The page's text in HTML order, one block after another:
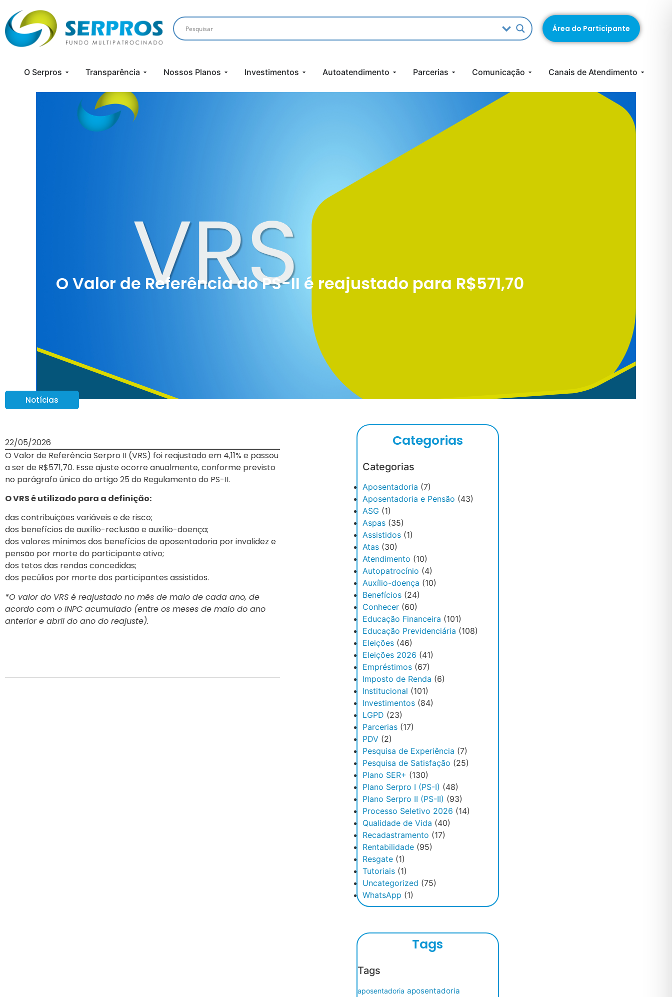
Área do Participante
O Serpros Transparência Nossos Planos Investimentos Autoatendimento Parcerias Comunicação Canais de Atendimento
O Valor de Referência do PS-II é reajustado para R$571,70
Notícias
22/05/2026
O Valor de Referência Serpro II (VRS) foi reajustado em 4,11% e passou
a ser de R$571,70. Esse ajuste ocorre anualmente, conforme previsto
no parágrafo único do artigo 25 do Regulamento do PS-II.
O VRS é utilizado para a definição:
das contribuições variáveis e de risco;
dos benefícios de auxílio-reclusão e auxílio-doença;
dos valores mínimos dos benefícios de aposentadoria por invalidez e
pensão por morte do participante ativo;
dos tetos das rendas concedidas;
dos pecúlios por morte dos participantes assistidos.
*O valor do VRS é reajustado no mês de maio de cada ano, de
acordo com o INPC acumulado (entre os meses de maio do ano
anterior e abril do ano do reajuste).
Categorias
Categorias
Aposentadoria (7)
Aposentadoria e Pensão (43)
ASG (1)
Aspas(35)
Assistidos(1)
Atas(30)
Atendimento (10)
Autopatrocínio (4)
Auxílio-doença (10)
Benefícios(24)
Conhecer(60)
Educação Financeira (101)
Educação Previdenciária (108)
Eleições(46)
Eleições 2026 (41)
Empréstimos(67)
Imposto de Renda (6)
Institucional (101)
Investimentos(84)
LGPD (23)
Parcerias(17)
PDV(2)
Pesquisa de Experiência (7)
Pesquisa de Satisfação (25)
Plano SER+ (130)
Plano Serpro I (PS-I) (48)
Plano Serpro II (PS-II) (93)
Processo Seletivo 2026 (14)
Qualidade de Vida (40)
Recadastramento (17)
Rentabilidade(95)
Resgate(1)
Tutoriais(1)
Uncategorized (75)
WhatsApp (1)
Tags
Tags
aposentadoria aposentadoria